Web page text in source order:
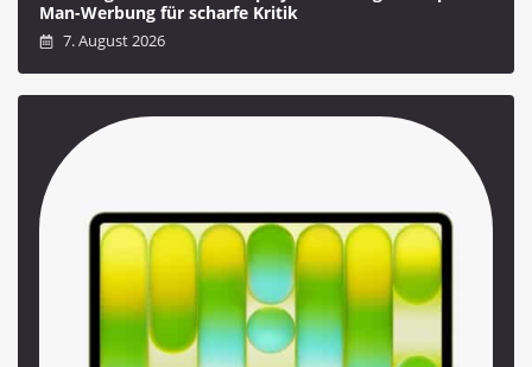
Man-Werbung für scharfe Kritik
7. August 2026